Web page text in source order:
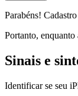
Parabéns!
Portanto,
Sinais e
Identificar se seu